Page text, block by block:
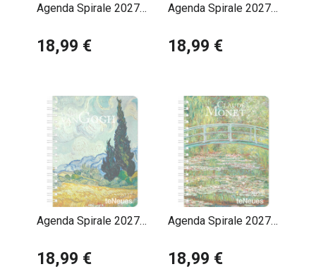
Agenda Spirale 2027
18,99 €
Agenda Spirale 2027
18,99 €
Agenda Spirale 2027
18,99 €
Agenda Spirale 2027
18,99 €